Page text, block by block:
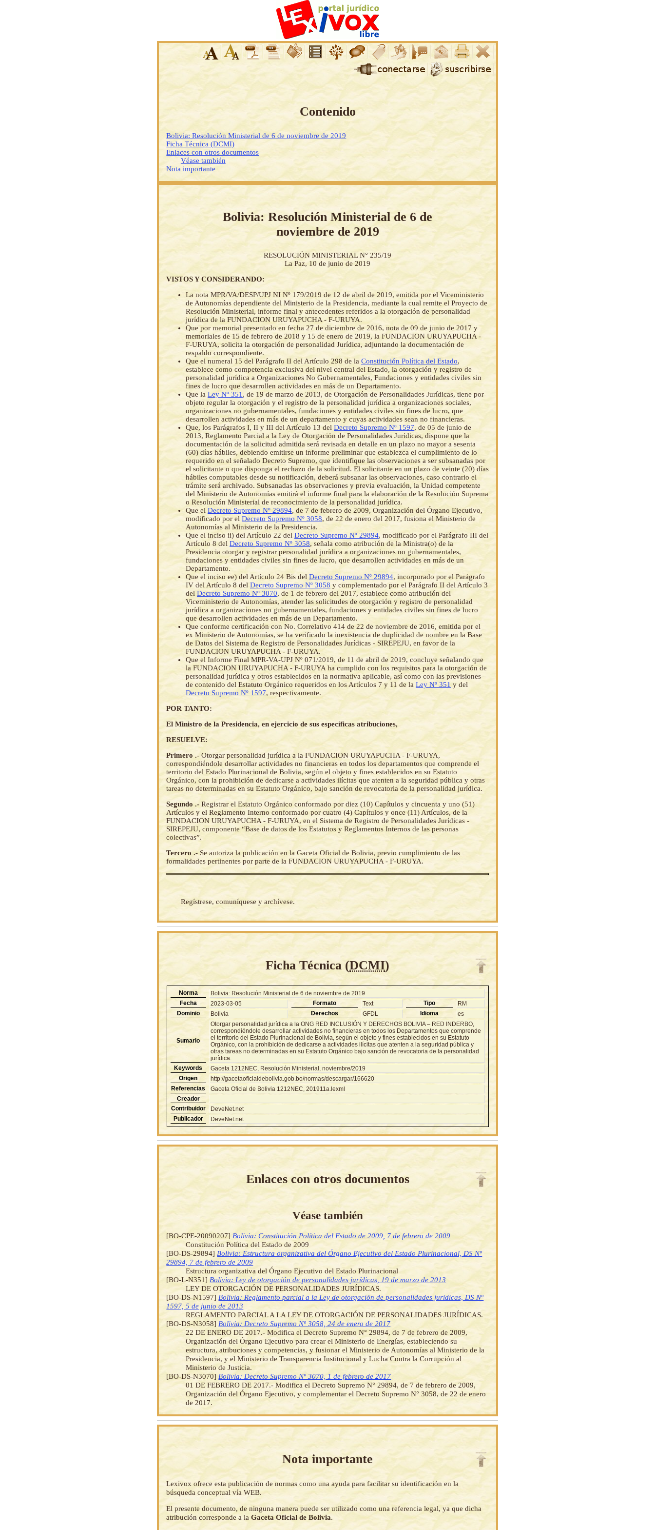
Contenido
Bolivia: Resolución Ministerial de 6 de noviembre de 2019
Ficha Técnica (DCMI)
Enlaces con otros documentos
Véase también
Nota importante
Bolivia: Resolución Ministerial de 6 de
noviembre de 2019
RESOLUCIÓN MINISTERIAL N° 235/19
La Paz, 10 de junio de 2019
VISTOS Y CONSIDERANDO:
La nota MPR/VA/DESP/UPJ NI Nº 179/2019 de 12 de abril de 2019, emitida por el Viceministerio
de Autonomías dependiente del Ministerio de la Presidencia, mediante la cual remite el Proyecto de
Resolución Ministerial, informe final y antecedentes referidos a la otorgación de personalidad
jurídica de la FUNDACION URUYAPUCHA - F-URUYA.
Que por memorial presentado en fecha 27 de diciembre de 2016, nota de 09 de junio de 2017 y
memoriales de 15 de febrero de 2018 y 15 de enero de 2019, la FUNDACION URUYAPUCHA -
F-URUYA, solicita la otorgación de personalidad Jurídica, adjuntando la documentación de
respaldo correspondiente.
Que el numeral 15 del Parágrafo II del Artículo 298 de la Constitución Política del Estado,
establece como competencia exclusiva del nivel central del Estado, la otorgación y registro de
personalidad jurídica a Organizaciones No Gubernamentales, Fundaciones y entidades civiles sin
fines de lucro que desarrollen actividades en más de un Departamento.
Que la Ley Nº 351 , de 19 de marzo de 2013, de Otorgación de Personalidades Jurídicas, tiene por
objeto regular la otorgación y el registro de la personalidad jurídica a organizaciones sociales,
organizaciones no gubernamentales, fundaciones y entidades civiles sin fines de lucro, que
desarrollen actividades en más de un departamento y cuyas actividades sean no financieras.
Que, los Parágrafos I, II y III del Artículo 13 del Decreto Supremo Nº 1597, de 05 de junio de
2013, Reglamento Parcial a la Ley de Otorgación de Personalidades Jurídicas, dispone que la
documentación de la solicitud admitida será revisada en detalle en un plazo no mayor a sesenta
(60) días hábiles, debiendo emitirse un informe preliminar que establezca el cumplimiento de lo
requerido en el señalado Decreto Supremo, que identifique las observaciones a ser subsanadas por
el solicitante o que disponga el rechazo de la solicitud. El solicitante en un plazo de veinte (20) días
hábiles computables desde su notificación, deberá subsanar las observaciones, caso contrario el
trámite será archivado. Subsanadas las observaciones y previa evaluación, la Unidad competente
del Ministerio de Autonomías emitirá el informe final para la elaboración de la Resolución Suprema
o Resolución Ministerial de reconocimiento de la personalidad jurídica.
Que el Decreto Supremo Nº 29894, de 7 de febrero de 2009, Organización del Órgano Ejecutivo,
modificado por el Decreto Supremo Nº 3058, de 22 de enero del 2017, fusiona el Ministerio de
Autonomías al Ministerio de la Presidencia.
Que el inciso ii) del Artículo 22 del Decreto Supremo Nº 29894, modificado por el Parágrafo III del
Artículo 8 del Decreto Supremo Nº 3058, señala como atribución de la Ministra(o) de la
Presidencia otorgar y registrar personalidad jurídica a organizaciones no gubernamentales,
fundaciones y entidades civiles sin fines de lucro, que desarrollen actividades en más de un
Departamento.
Que el inciso ee) del Artículo 24 Bis del Decreto Supremo Nº 29894, incorporado por el Parágrafo
IV del Artículo 8 del Decreto Supremo Nº 3058 y complementado por el Parágrafo II del Artículo 3
del Decreto Supremo Nº 3070, de 1 de febrero del 2017, establece como atribución del
Viceministerio de Autonomías, atender las solicitudes de otorgación y registro de personalidad
jurídica a organizaciones no gubernamentales, fundaciones y entidades civiles sin fines de lucro
que desarrollen actividades en más de un Departamento.
Que conforme certificación con No. Correlativo 414 de 22 de noviembre de 2016, emitida por el
ex Ministerio de Autonomías, se ha verificado la inexistencia de duplicidad de nombre en la Base
de Datos del Sistema de Registro de Personalidades Jurídicas - SIREPEJU, en favor de la
FUNDACION URUYAPUCHA - F-URUYA.
Que el Informe Final MPR-VA-UPJ Nº 071/2019, de 11 de abril de 2019, concluye señalando que
la FUNDACION URUYAPUCHA - F-URUYA ha cumplido con los requisitos para la otorgación de
personalidad jurídica y otros establecidos en la normativa aplicable, así como con las previsiones
de contenido del Estatuto Orgánico requeridos en los Artículos 7 y 11 de la Ley Nº 351 y del
Decreto Supremo Nº 1597, respectivamente.
POR TANTO:
El Ministro de la Presidencia, en ejercicio de sus específicas atribuciones,
RESUELVE:
Primero .- Otorgar personalidad jurídica a la FUNDACION URUYAPUCHA - F-URUYA,
correspondiéndole desarrollar actividades no financieras en todos los departamentos que comprende el
territorio del Estado Plurinacional de Bolivia, según el objeto y fines establecidos en su Estatuto
Orgánico, con la prohibición de dedicarse a actividades ilícitas que atenten a la seguridad pública y otras
tareas no determinadas en su Estatuto Orgánico, bajo sanción de revocatoria de la personalidad jurídica.
Segundo .- Registrar el Estatuto Orgánico conformado por diez (10) Capítulos y cincuenta y uno (51)
Artículos y el Reglamento Interno conformado por cuatro (4) Capítulos y once (11) Artículos, de la
FUNDACION URUYAPUCHA - F-URUYA, en el Sistema de Registro de Personalidades Jurídicas -
SIREPEJU, componente “Base de datos de los Estatutos y Reglamentos Internos de las personas
colectivas”.
Tercero .- Se autoriza la publicación en la Gaceta Oficial de Bolivia, previo cumplimiento de las
formalidades pertinentes por parte de la FUNDACION URUYAPUCHA - F-URUYA.
Regístrese, comuníquese y archívese.
Ficha Técnica (DCMI)
Norma
Bolivia: Resolución Ministerial de 6 de noviembre de 2019
Fecha
2023-03-05 Formato Text Tipo
RM
Dominio
Bolivia Derechos GFDL Idioma es
Sumario
Otorgar personalidad jurídica a la ONG RED INCLUSIÓN Y DERECHOS BOLIVIA – RED INDERBO,
correspondiéndole desarrollar actividades no financieras en todos los Departamentos que comprende
el territorio del Estado Plurinacional de Bolivia, según el objeto y fines establecidos en su Estatuto
Orgánico, con la prohibición de dedicarse a actividades ilícitas que atenten a la seguridad pública y
otras tareas no determinadas en su Estatuto Orgánico bajo sanción de revocatoria de la personalidad
jurídica.
Keywords
Gaceta 1212NEC, Resolución Ministerial, noviembre/2019
Origen
http://gacetaoficialdebolivia.gob.bo/normas/descargar/166620
Referencias
Gaceta Oficial de Bolivia 1212NEC, 201911a.lexml
Creador
Contribuidor
DeveNet.net
Publicador
DeveNet.net
Enlaces con otros documentos
Véase también
[BO-CPE-20090207] Bolivia: Constitución Política del Estado de 2009, 7 de febrero de 2009
Constitución Política del Estado de 2009
[BO-DS-29894] Bolivia: Estructura organizativa del Órgano Ejecutivo del Estado Plurinacional, DS Nº
29894, 7 de febrero de 2009
Estructura organizativa del Órgano Ejecutivo del Estado Plurinacional
[BO-L-N351] Bolivia: Ley de otorgación de personalidades jurídicas, 19 de marzo de 2013
LEY DE OTORGACIÓN DE PERSONALIDADES JURÍDICAS.
[BO-DS-N1597] Bolivia: Reglamento parcial a la Ley de otorgación de personalidades jurídicas, DS Nº
1597, 5 de junio de 2013
REGLAMENTO PARCIAL A LA LEY DE OTORGACIÓN DE PERSONALIDADES JURÍDICAS.
[BO-DS-N3058] Bolivia: Decreto Supremo Nº 3058, 24 de enero de 2017
22 DE ENERO DE 2017.- Modifica el Decreto Supremo N° 29894, de 7 de febrero de 2009,
Organización del Órgano Ejecutivo para crear el Ministerio de Energías, estableciendo su
estructura, atribuciones y competencias, y fusionar el Ministerio de Autonomías al Ministerio de la
Presidencia, y el Ministerio de Transparencia Institucional y Lucha Contra la Corrupción al
Ministerio de Justicia.
[BO-DS-N3070] Bolivia: Decreto Supremo Nº 3070, 1 de febrero de 2017
01 DE FEBRERO DE 2017.- Modifica el Decreto Supremo N° 29894, de 7 de febrero de 2009,
Organización del Órgano Ejecutivo, y complementar el Decreto Supremo N° 3058, de 22 de enero
de 2017.
Nota importante
Lexivox ofrece esta publicación de normas como una ayuda para facilitar su identificación en la
búsqueda conceptual vía WEB.
El presente documento, de ninguna manera puede ser utilizado como una referencia legal, ya que dicha
atribución corresponde a laGaceta Oficial de Bolivia.